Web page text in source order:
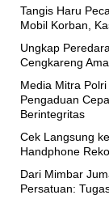
Tangis Haru
Mobil Korban,
Ungkap
Cengkareng
Media Mitra
Pengaduan
Berintegritas
Cek Langsung
Handphone
Dari Mimbar
Persatuan: